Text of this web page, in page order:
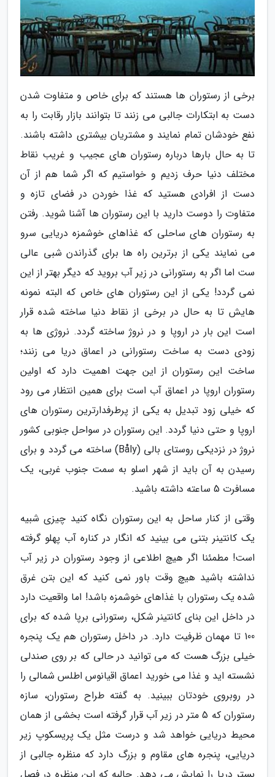
برخی از رستوران ها هستند که برای خاص و متفاوت شدن
دست به ابتکارات جالبی می زنند تا بتوانند بازار رقابت را به
نفع خودشان تمام نمایند و مشتریان بیشتری داشته باشند.
تا به حال بارها درباره رستوران های عجیب و غریب نقاط
مختلف دنیا حرف زدیم و خواستیم که اگر شما هم از آن
دست از افرادی هستید که غذا خوردن در فضای تازه و
متفاوت را دوست دارید با این رستوران ها آشنا شوید. رفتن
به رستوران های ساحلی که غذاهای خوشمزه دریایی سرو
می نمایند یکی از برترین راه ها برای گذراندن شبی عالی
ست اما اگر به رستورانی در زیر آب بروید که دیگر بهتر از این
نمی گردد! یکی از این رستوران های خاص که البته نمونه
هایش تا به حال در برخی از نقاط دنیا ساخته شده قرار
است این بار در اروپا و در نروژ ساخته گردد. نروژی ها به
زودی دست به ساخت رستورانی در اعماق دریا می زنند؛
ساخت این رستوران از این جهت اهمیت دارد که اولین
رستوران اروپا در اعماق آب است برای همین انتظار می رود
که خیلی زود تبدیل به یکی از پرطرفدارترین رستوران های
اروپا و حتی دنیا گردد. این رستوران در سواحل جنوبی کشور
نروژ در نزدیکی روستای بالی (Båly) ساخته می گردد و برای
رسیدن به آن باید از شهر اسلو به سمت جنوب غربی، یک
مسافرت 5 ساعته داشته باشید.
وقتی از کنار ساحل به این رستوران نگاه کنید چیزی شبیه
یک کانتینر بتنی می بینید که انگار در کناره آب پهلو گرفته
است! مطمئنا اگر هیچ اطلاعی از وجود رستوران در زیر آب
نداشته باشید هیچ وقت باور نمی کنید که این بتن غرق
شده یک رستوران با غذاهای خوشمزه باشد! اما واقعیت دارد
در داخل این بنای کانتینر شکل، رستورانی برپا شده که برای
100 تا مهمان ظرفیت دارد. در داخل رستوران هم یک پنجره
خیلی بزرگ هست که می توانید در حالی که بر روی صندلی
نشسته اید و غذا می خورید اعماق اقیانوس اطلس شمالی را
در روبروی خودتان ببینید. به گفته طراح رستوران، سازه
رستوران که 5 متر در زیر آب قرار گرفته است بخشی از همان
محیط دریایی خواهد شد و درست مثل یک پریسکوپ زیر
دریایی، پنجره های مقاوم و بزرگ دارد که منظره جالبی از